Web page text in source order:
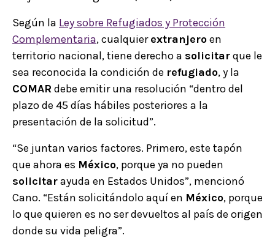
Según la Ley sobre Refugiados y Protección
Complementaria, cualquierextranjeroen
territorio nacional, tiene derecho a solicitarque le
sea reconocida la condición de refugiado, y la
COMARdebe emitir una resolución “dentro del
plazo de 45 días hábiles posteriores a la
presentación de la solicitud”.
“Se juntan varios factores. Primero, este tapón
que ahora es México, porque ya no pueden
solicitarayuda en Estados Unidos”, mencionó
Cano. “Están solicitándolo aquí en México, porque
lo que quieren es no ser devueltos al país de origen
donde su vida peligra”.